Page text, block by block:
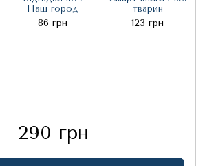
Наш город
86 грн
тварин
123 грн
290 грн